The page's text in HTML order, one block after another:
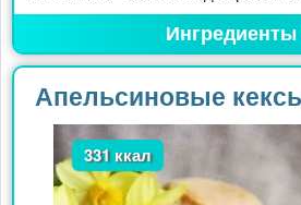
Ингредиенты
Апельсиновые
331 ккал